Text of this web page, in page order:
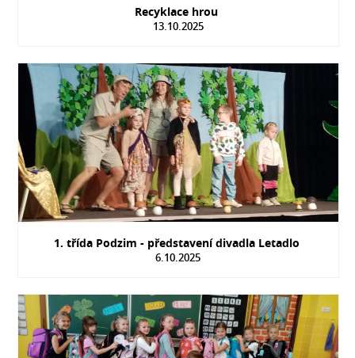
Recyklace hrou
13.10.2025
1. třída Podzim - představení divadla Letadlo
6.10.2025